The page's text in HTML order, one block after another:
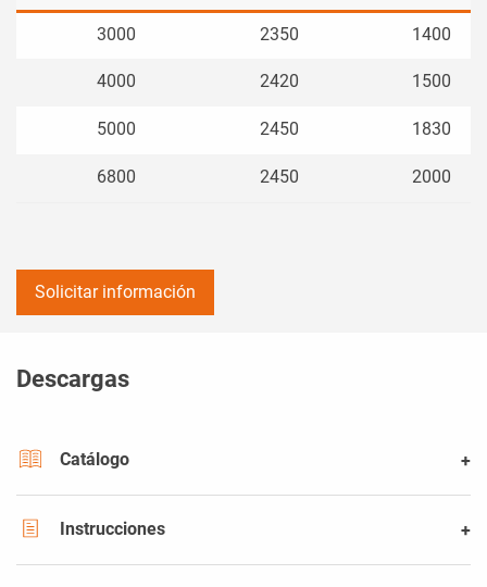
3000
4000
5000
6800
2350 1400
2420 1500
2450 1830
2450 2000
Solicitar información
Descargas
Catálogo
Instrucciones